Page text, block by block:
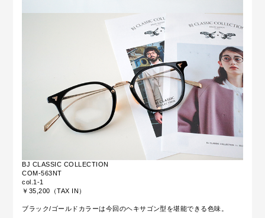
BJ CLASSIC COLLECTION
COM-563NT
col.1-1
￥35,200（TAX IN）
ブラック/ゴールドカラーは今回のヘキサゴン型を堪能できる色味。